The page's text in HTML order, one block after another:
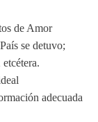
de Amor
se detuvo;
adecuada